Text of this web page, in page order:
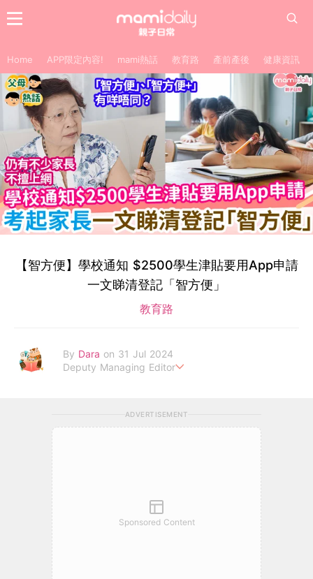
Home APP限定內容! mami熱話 教育路 產前產後 健康資訊
【智方便】學校通知 $2500學生津貼要用App申請
一文睇清登記「智方便」
教育路
By Dara on 31 Jul 2024
Deputy Managing Editor
ADVERTISEMENT
Sponsored Content